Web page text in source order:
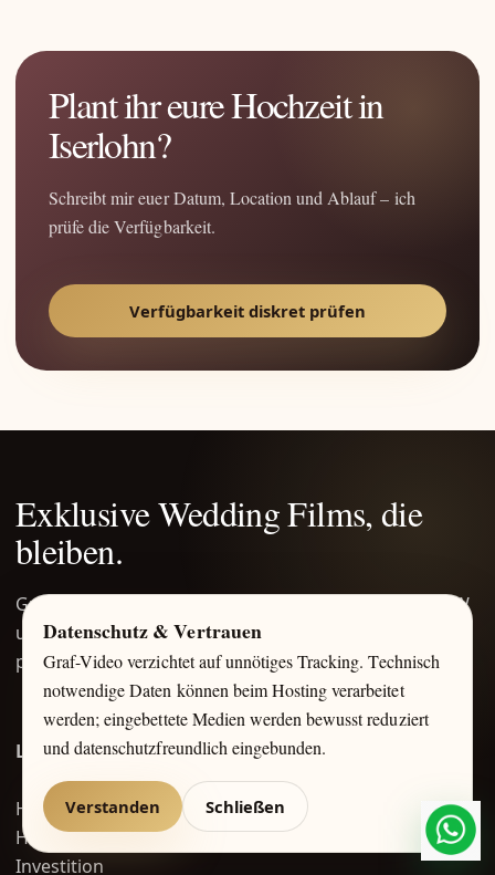
Plant ihr eure Hochzeit in
Iserlohn?
Schreibt mir euer Datum, Location und Ablauf – ich
prüfe die Verfügbarkeit.
Verfügbarkeit diskret prüfen
Exklusive Wedding Films, die
bleiben.
Graf-Video begleitet Hochzeiten im Rheinland, in NRW
und in ausgewählten Regionen – diskret, stilvoll und
persönlich.
Leistungen
Hochzeitsvideo
Hochzeitsfoto
Investition
Datenschutz & Vertrauen
Graf-Video verzichtet auf unnötiges Tracking. Technisch
notwendige Daten können beim Hosting verarbeitet
werden; eingebettete Medien werden bewusst reduziert
und datenschutzfreundlich eingebunden.
Verstanden Schließen